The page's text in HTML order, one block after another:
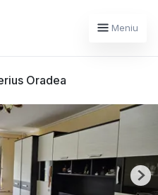
Meniu
Oradea